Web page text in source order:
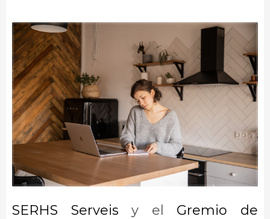
SERHS Serveis y el Gremio de